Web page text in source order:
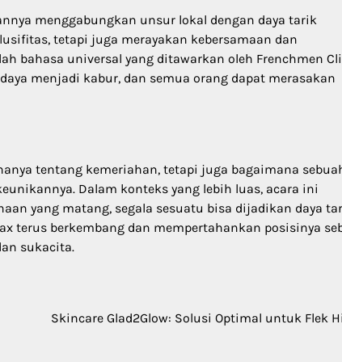
menggabungkan unsur lokal dengan daya tarik
tetapi juga merayakan kebersamaan dan
bahasa universal yang ditawarkan oleh Frenchmen
menjadi kabur, dan semua orang dapat merasakan
tentang kemeriahan, tetapi juga bagaimana
Dalam konteks yang lebih luas, acara ini
yang matang, segala sesuatu bisa dijadikan daya
terus berkembang dan mempertahankan posisinya
sukacita.
Skincare Glad2Glow: Solusi Optimal untuk Flek